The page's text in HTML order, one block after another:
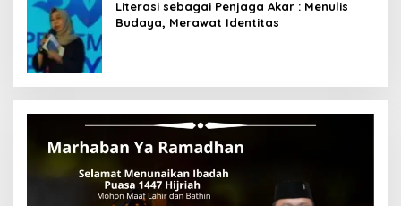
Literasi sebagai Penjaga Akar : Menulis
Budaya, Merawat Identitas